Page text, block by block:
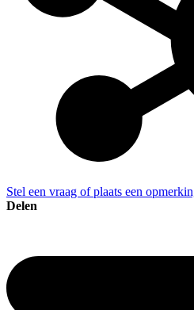
Stel een vraag of plaats een
Delen